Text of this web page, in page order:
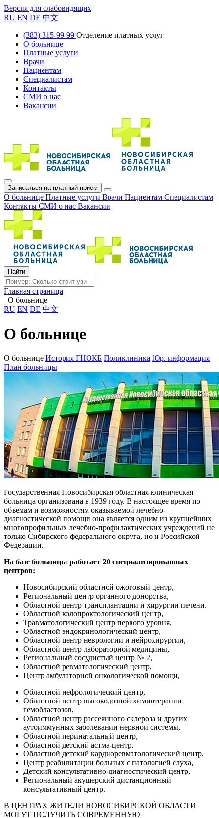
Версия для слабовидящих
RU EN DE 中文
(383) 315-99-99 Отделение платных услуг
О больнице
Платные услуги
Врачи
Пациентам
Специалистам
Контакты
СМИ о нас
Вакансии
Записаться на платный прием
О больнице Платные услуги Врачи Пациентам Специалистам
Контакты СМИ о нас Вакансии
Главная страница
| О больнице
RU EN DE 中文
О больнице
О больнице История ГНОКБ Поликлиника Юр. информация
План больницы
Государственная Новосибирская областная клиническая
больница организована в 1939 году. В настоящее время по
объемам и возможностям оказываемой лечебно-
диагностической помощи она является одним из крупнейших
многопрофильных лечебно-профилактических учреждений не
только Сибирского федерального округа, но и Российской
Федерации.
На базе больницы работает 20 специализированных
центров:
Новосибирский областной ожоговый центр,
Региональный центр органного донорства,
Областной центр трансплантации и хирургии печени,
Областной колопроктологический центр,
Травматологический центр первого уровня,
Областной эндокринологический центр,
Областной центр неврологии и нейрохирургии,
Областной центр лабораторной медицины,
Региональный сосудистый центр № 2,
Областной ревматологический центр,
Центр амбулаторной онкологической помощи,
Областной нефрологический центр,
Областной центр высокодозной химиотерапии
гемобластозов,
Областной центр рассеянного склероза и других
аутоиммунных заболеваний нервной системы,
Областной перинатальный центр,
Областной детский астма-центр,
Областной детский кардиоревматологический центр,
Центр реабилитации больных с патологией слуха,
Детский консультативно-диагностический центр,
Региональный акушерский дистанционный
консультативный центр.
В ЦЕНТРАХ ЖИТЕЛИ НОВОСИБИРСКОЙ ОБЛАСТИ
МОГУТ ПОЛУЧИТЬ СОВРЕМЕННУЮ